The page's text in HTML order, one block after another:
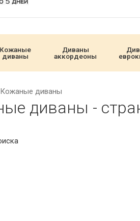
Кожаные
диваны
Диваны
аккордеоны
Кожаные диваны
диваны -